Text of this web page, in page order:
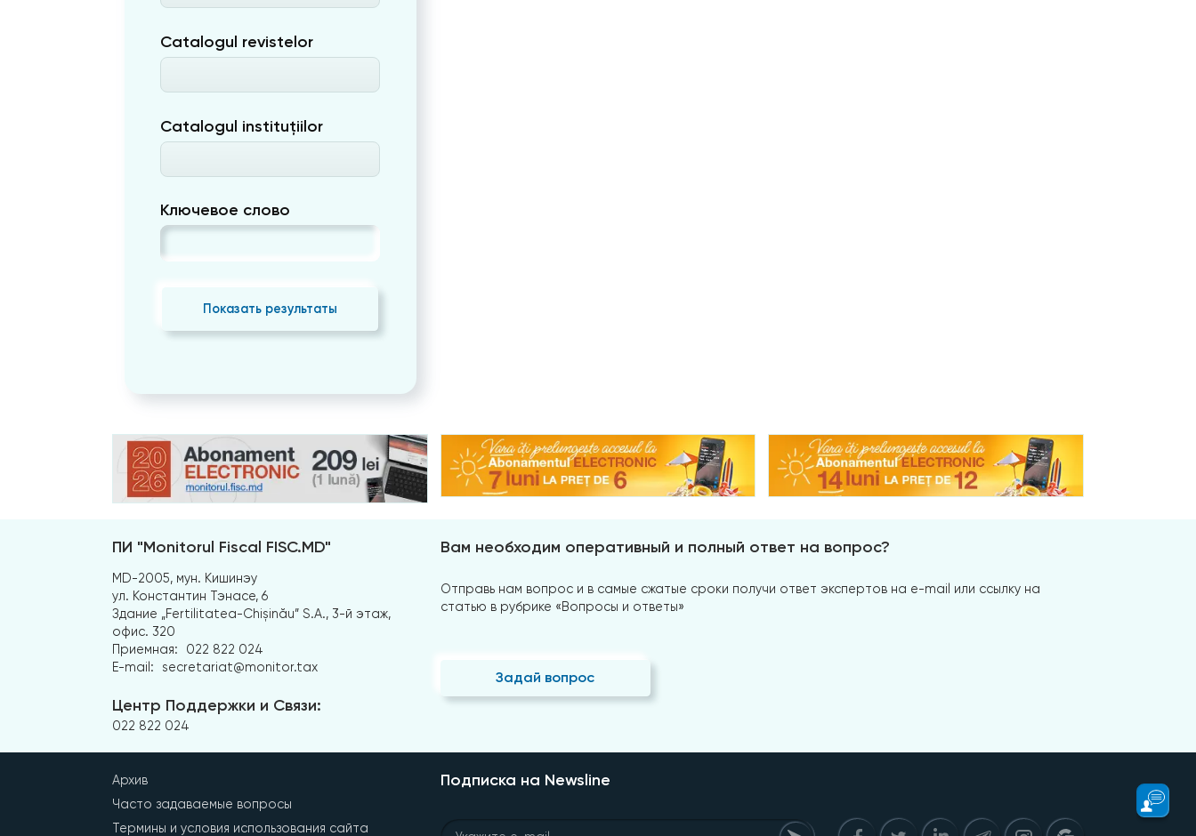
Catalogul revistelor
Catalogul instituțiilor
Ключевое слово
Показать результаты
ПИ "Monitorul Fiscal FISC.MD"
MD-2005, мун. Кишинэу
ул. Константин Тэнасе, 6
Здание „Fertilitatea-Chișinău” S.A., 3-й этаж,
офис. 320
Приемная:
022 822 024
E-mail:
secretariat@monitor.tax
Центр Поддержки и Связи:
022 822 024
Вам необходим оперативный и полный ответ на вопрос?
Отправь нам вопрос и в самые сжатые сроки получи ответ экспертов на e-mail или ссылку на
статью в рубрике «Вопросы и ответы»
Задай вопрос
Архив
Часто задаваемые вопросы
Термины и условия использования сайта
Подписка на Newsline